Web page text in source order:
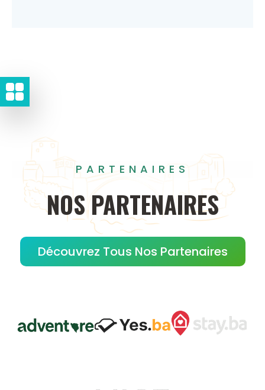
PARTENAIRES
NOS PARTENAIRES
Découvrez Tous Nos Partenaires